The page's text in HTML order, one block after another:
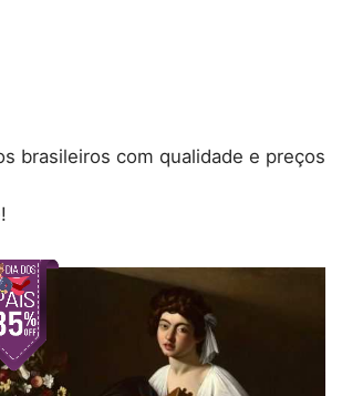
brasileiros com qualidade e preços